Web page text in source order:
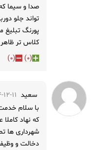
صدا و سیما
تواند جلو
پورنگ تبلیغ
کلاس تر
(
0
)
(
0
)
سعید 00:18:56
با سلام
که نهاد
دخالت و